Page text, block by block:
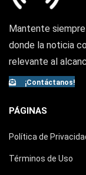
Mantente
donde la noticia
relevante al
¡Contáctanos!
PÁGINAS
Política de
Términos de Uso